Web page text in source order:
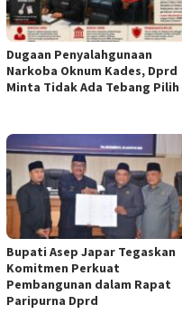
Dugaan Penyalahgunaan
Narkoba Oknum Kades, Dprd
Minta Tidak Ada Tebang Pilih
Bupati Asep Japar Tegaskan
Komitmen Perkuat
Pembangunan dalam Rapat
Paripurna Dprd